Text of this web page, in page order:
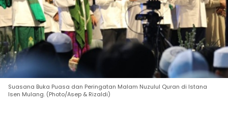
Suasana Buka Puasa dan Peringatan Malam Nuzulul Quran di Istana
Isen Mulang. (Photo/Asep & Rizaldi)